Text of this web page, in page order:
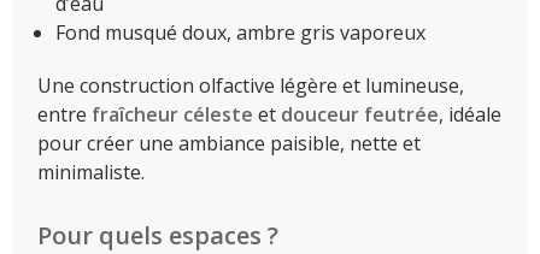
Fond musqué doux, ambre gris vaporeux
Une construction olfactive légère et lumineuse,
entre fraîcheur céleste et douceur feutrée, idéale
pour créer une ambiance paisible, nette et
minimaliste.
Pour quels espaces ?